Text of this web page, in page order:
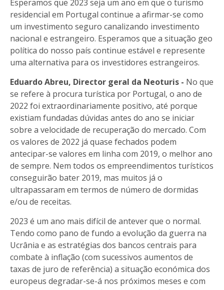
Esperamos que 2023 seja um ano em que o turismo
residencial em Portugal continue a afirmar-se como
um investimento seguro canalizando investimento
nacional e estrangeiro. Esperamos que a situação geo
política do nosso país continue estável e represente
uma alternativa para os investidores estrangeiros.
Eduardo Abreu, Director geral da Neoturis - No que
se refere à procura turística por Portugal, o ano de
2022 foi extraordinariamente positivo, até porque
existiam fundadas dúvidas antes do ano se iniciar
sobre a velocidade de recuperação do mercado. Com
os valores de 2022 já quase fechados podem
antecipar-se valores em linha com 2019, o melhor ano
de sempre. Nem todos os empreendimentos turísticos
conseguirão bater 2019, mas muitos já o
ultrapassaram em termos de número de dormidas
e/ou de receitas.
2023 é um ano mais difícil de antever que o normal.
Tendo como pano de fundo a evolução da guerra na
Ucrânia e as estratégias dos bancos centrais para
combate à inflação (com sucessivos aumentos de
taxas de juro de referência) a situação económica dos
europeus degradar-se-á nos próximos meses e com